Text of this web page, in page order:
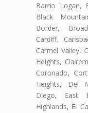
Barrio Logan,
Black
Border,
Cardiff,
Carmel Valley,
Heights,
Coronado,
Heights, Del
Diego, East
Highlands, El